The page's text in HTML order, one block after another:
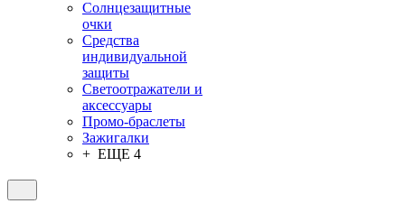
Солнцезащитные
очки
Средства
индивидуальной
защиты
Светоотражатели и
аксессуары
Промо-браслеты
Зажигалки
+ ЕЩЕ 4